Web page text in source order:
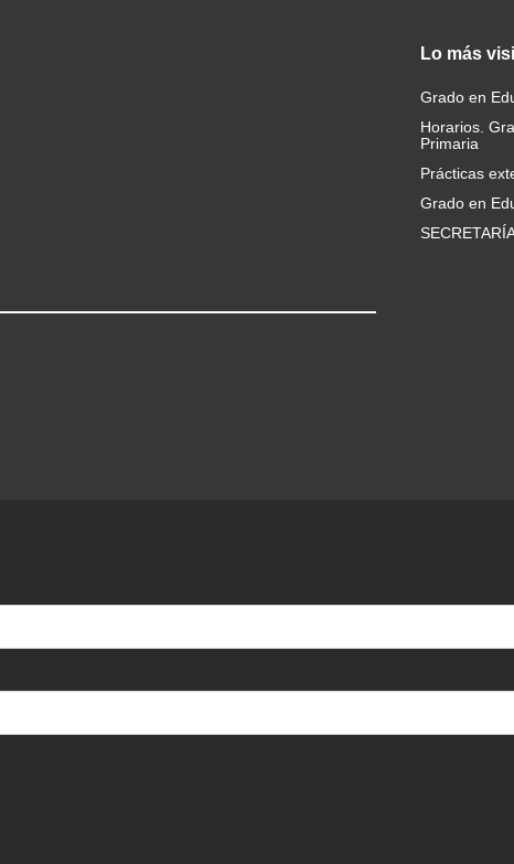
Lo más
Grado en
Horarios.
Primaria
Prácticas
Grado en